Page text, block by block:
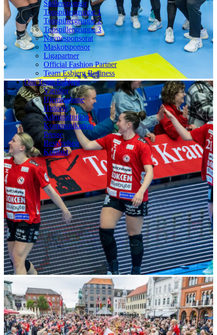
Spillersponsor
Topspillergruppe 1
Topspillergruppe 2
Topspillergruppe 3
Navnesponsorat
Maskotsponsor
Ligapartner
Official Fashion Partner
Team Esbjerg Business
Om Team Esbjerg
Værdier
Hjemmebane
Historie
Administration
Kommunikation
Presse
Bestyrelsen
Kontakt